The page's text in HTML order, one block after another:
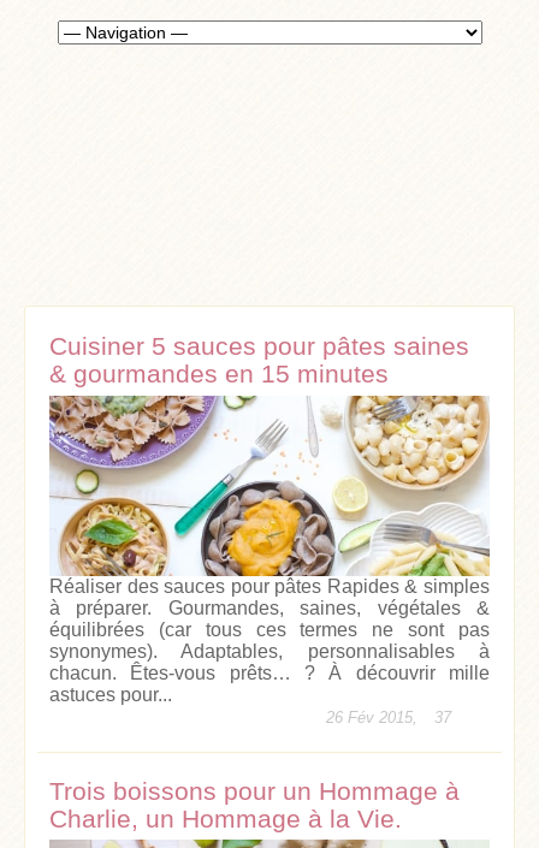
Cuisiner 5 sauces pour pâtes saines
& gourmandes en 15 minutes
Réaliser des sauces pour pâtes Rapides & simples
à préparer. Gourmandes, saines, végétales &
équilibrées (car tous ces termes ne sont pas
synonymes). Adaptables, personnalisables à
chacun. Êtes-vous prêts… ? À découvrir mille
astuces pour...
26 Fév 2015, 37
Trois boissons pour un Hommage à
Charlie, un Hommage à la Vie.